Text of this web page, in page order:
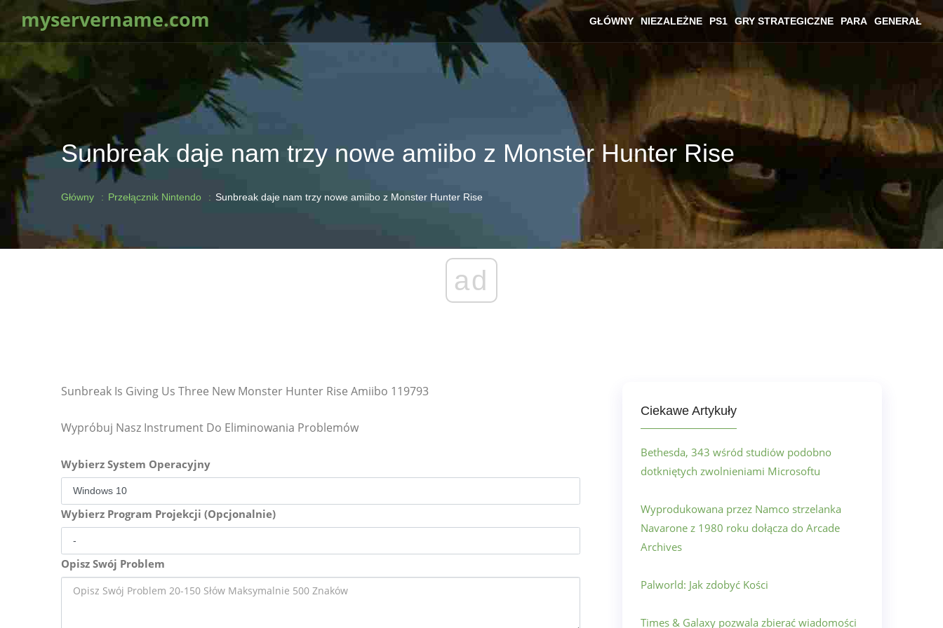
myservername.com GŁÓWNY NIEZALEŻNE PS1 GRY STRATEGICZNE PARA GENERAŁ
Sunbreak daje nam trzy nowe amiibo z Monster Hunter Rise
Główny Przełącznik Nintendo Sunbreak daje nam trzy nowe amiibo z Monster Hunter Rise
ad
Sunbreak Is Giving Us Three New Monster Hunter Rise Amiibo 119793
Wypróbuj Nasz Instrument Do Eliminowania Problemów
Wybierz System Operacyjny
Wybierz Program Projekcji (Opcjonalnie)
Opisz Swój Problem
Ciekawe Artykuły
Bethesda, 343 wśród studiów podobno
dotkniętych zwolnieniami Microsoftu
Wyprodukowana przez Namco strzelanka
Navarone z 1980 roku dołącza do Arcade
Archives
Palworld: Jak zdobyć Kości
Times & Galaxy pozwala zbierać wiadomości